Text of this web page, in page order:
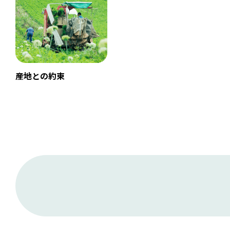
産地との約束